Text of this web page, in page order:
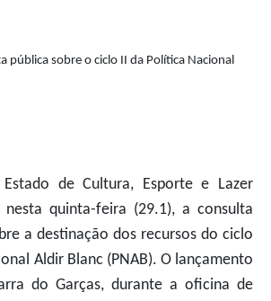
de Cultura, Esporte e Lazer
nesta quinta-feira (29.1), a consulta
a destinação dos recursos do ciclo
Aldir Blanc (PNAB). O lançamento
do Garças, durante a oficina de